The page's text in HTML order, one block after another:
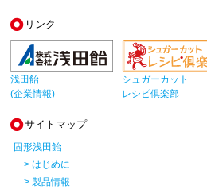
リンク
浅田飴
(企業情報)
シュガーカット
レシピ倶楽部
サイトマップ
固形浅田飴
> はじめに
> 製品情報